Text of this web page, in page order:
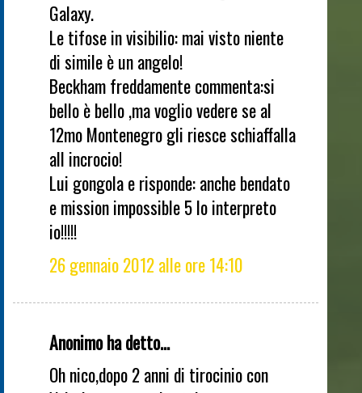
Galaxy.
Le tifose in visibilio: mai visto niente
di simile è un angelo!
Beckham freddamente commenta:si
bello è bello ,ma voglio vedere se al
12mo Montenegro gli riesce schiaffalla
all incrocio!
Lui gongola e risponde: anche bendato
e mission impossible 5 lo interpreto
io!!!!!
26 gennaio 2012 alle ore 14:10
Anonimo ha detto...
Oh nico,dopo 2 anni di tirocinio con